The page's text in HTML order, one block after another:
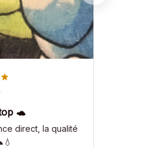
🐢
direct, la qualité